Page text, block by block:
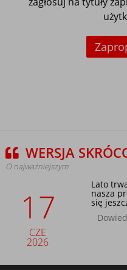
WERSJA
O najważniejszym
17
CZE
2026
Lato
nasza
się